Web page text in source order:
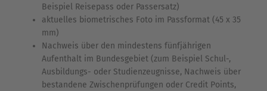
Beispiel Reisepass oder Passersatz)
aktuelles biometrisches Foto im Passformat (45 x 35
mm)
Nachweis über den mindestens fünfjährigen
Aufenthalt im Bundesgebiet (zum Beispiel Schul-,
Ausbildungs- oder Studienzeugnisse, Nachweis über
bestandene Zwischenprüfungen oder Credit Points,